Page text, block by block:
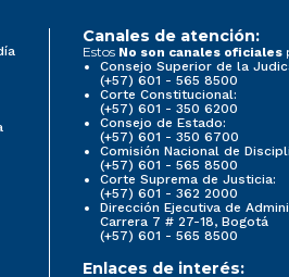
Canales de atención:
Estos No son canales oficiales
Consejo Superior de la
(+57) 601 - 565 8500
Corte Constitucional:
(+57) 601 - 350 6200
Consejo de Estado:
(+57) 601 - 350 6700
Comisión Nacional de
(+57) 601 - 565 8500
Corte Suprema de Justicia:
(+57) 601 - 362 2000
Dirección Ejecutiva de
Carrera 7 # 27-18, Bogotá
(+57) 601 - 565 8500
Enlaces de interés: